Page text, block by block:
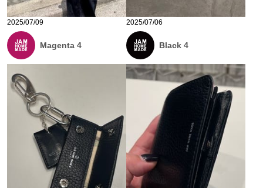
2025/07/09
Magenta 4
2025/07/06
Black 4